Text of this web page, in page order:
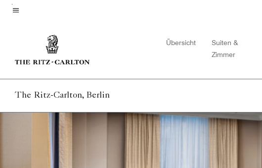
Skip
Übersicht
Suiten &
Zimmer
The Ritz-Carlton, Berlin